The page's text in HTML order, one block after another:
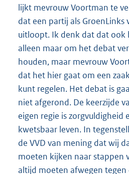
lijkt mevrouw Voortman te
dat een partij als GroenLinks
uitloopt. Ik denk dat dat ook
alleen maar om het debat
houden, maar mevrouw
dat het hier gaat om een
kunt regelen. Het debat is
niet afgerond. De keerzijde
eigen regie is zorgvuldigheid
kwetsbaar leven. In
de VVD van mening dat wij
moeten kijken naar stappen
altijd moeten afwegen tegen